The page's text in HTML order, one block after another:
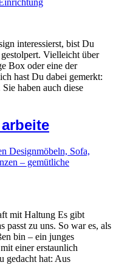
interessierst, bist Du
Vielleicht über
Box oder eine der
hast Du dabei gemerkt:
haben auch diese
mit Haltung Es gibt
passt zu uns. So war es, als
bin – ein junges
einer erstaunlich
gedacht hat: Aus